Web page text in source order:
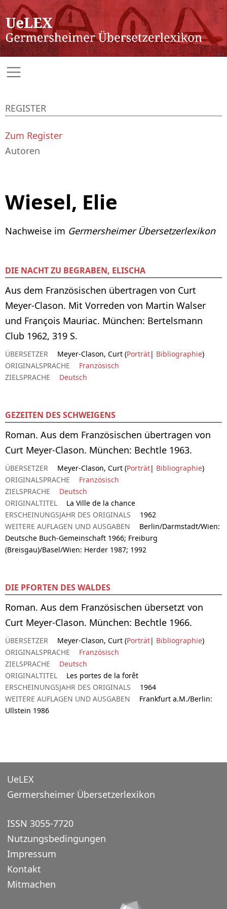
Wiesel, Elie
Nachweise im Germersheimer Übersetzerlexikon
DIE NACHT ZU BEGRABEN, ELISCHA
Aus dem Französischen übertragen von Curt
Meyer-Clason. Mit Vorreden von Martin Walser
und François Mauriac. München: Bertelsmann
Club 1962, 319 S.
ÜBERSETZER Meyer-Clason, Curt (Porträt| Bibliographie)
ORIGINALSPRACHE
Französisch
ZIELSPRACHE
Deutsch
GEZEITEN DES SCHWEIGENS
Roman. Aus dem Französischen übertragen von
Curt Meyer-Clason. München: Bechtle 1963.
ÜBERSETZER Meyer-Clason, Curt (Porträt| Bibliographie)
ORIGINALSPRACHE
Französisch
ZIELSPRACHE
Deutsch
ORIGINALTITEL
La Ville de la chance
ERSCHEINUNGSJAHR DES ORIGINALS
1962
WEITERE AUFLAGEN UND AUSGABEN
Berlin/Darmstadt/Wien:
Deutsche Buch-Gemeinschaft 1966; Freiburg
(Breisgau)/Basel/Wien: Herder 1987; 1992
DIE PFORTEN DES WALDES
Roman. Aus dem Französischen übersetzt von
Curt Meyer-Clason. München: Bechtle 1966.
ÜBERSETZER Meyer-Clason, Curt (Porträt| Bibliographie)
ORIGINALSPRACHE
Französisch
ZIELSPRACHE
Deutsch
ORIGINALTITEL
Les portes de la forêt
ERSCHEINUNGSJAHR DES ORIGINALS
1964
WEITERE AUFLAGEN UND AUSGABEN
Frankfurt a.M./Berlin:
Ullstein 1986
REGISTER
Zum Register
Autoren
UeLEX
Germersheimer Übersetzerlexikon
ISSN 3055-7720
Nutzungsbedingungen
Impressum
Kontakt
Mitmachen